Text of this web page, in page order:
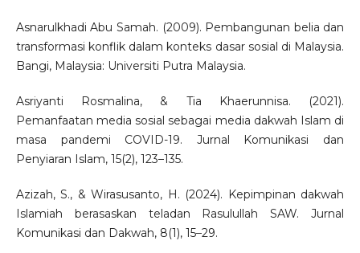
Asnarulkhadi Abu Samah. (2009). Pembangunan belia dan
transformasi konflik dalam konteks dasar sosial di Malaysia.
Bangi, Malaysia: Universiti Putra Malaysia.
Asriyanti Rosmalina, & Tia Khaerunnisa. (2021).
Pemanfaatan media sosial sebagai media dakwah Islam di
masa pandemi COVID-19. Jurnal Komunikasi dan
Penyiaran Islam, 15(2), 123–135.
Azizah, S., & Wirasusanto, H. (2024). Kepimpinan dakwah
Islamiah berasaskan teladan Rasulullah SAW. Jurnal
Komunikasi dan Dakwah, 8(1), 15–29.